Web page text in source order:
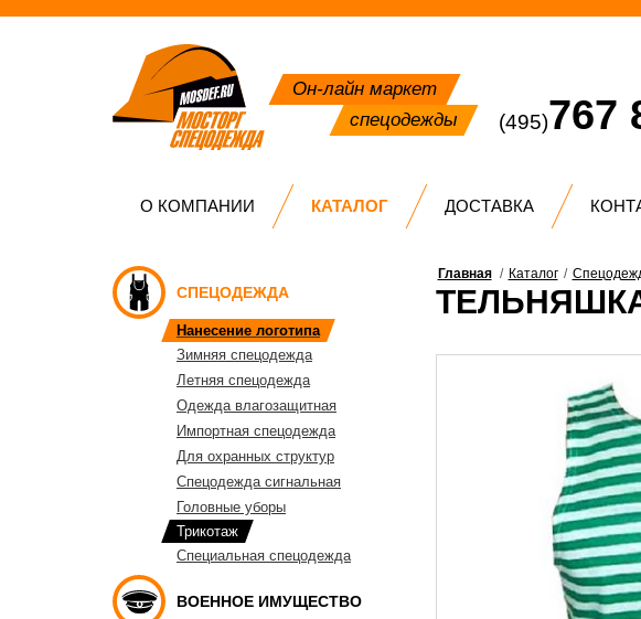
Он-лайн маркет
спецодежды
(495)767
О КОМПАНИИ КАТАЛОГ ДОСТАВКА
СПЕЦОДЕЖДА
Нанесение логотипа
Зимняя спецодежда
Летняя спецодежда
Одежда влагозащитная
Импортная спецодежда
Для охранных структур
Спецодежда сигнальная
Головные уборы
Трикотаж
Специальная спецодежда
ВОЕННОЕ ИМУЩЕСТВО
Главная / Каталог /